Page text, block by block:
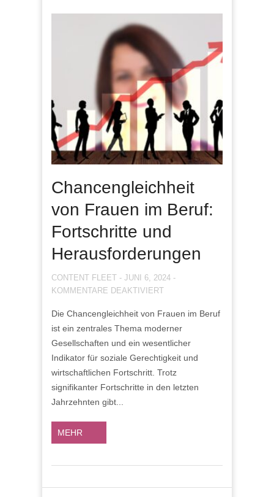
Chancengleichheit
von Frauen im Beruf:
Fortschritte und
Herausforderungen
CONTENT FLEET - JUNI 6, 2024 -
KOMMENTARE DEAKTIVIERTFÜR
VON
FRAUEN
IM
BERUF:
HERAUSFORDERUNGEN
Die Chancengleichheit von Frauen im Beruf
ist ein zentrales Thema moderner
Gesellschaften und ein wesentlicher
Indikator für soziale Gerechtigkeit und
wirtschaftlichen Fortschritt. Trotz
signifikanter Fortschritte in den letzten
Jahrzehnten gibt...
MEHR